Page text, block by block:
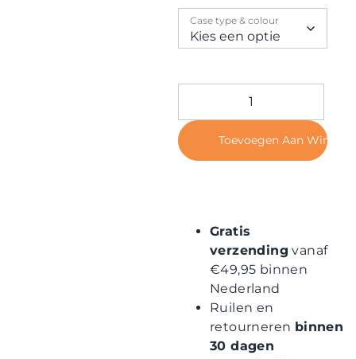
Case type & colour
Toevoegen Aan
Gratis
verzending vanaf
€49,95 binnen
Nederland
Ruilen en
retourneren binnen
30 dagen